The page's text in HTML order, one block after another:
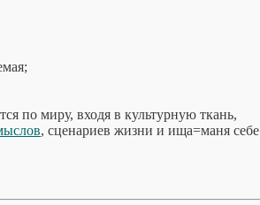
по миру, входя в культурную ткань,
, сценариев жизни и ища=маня себе